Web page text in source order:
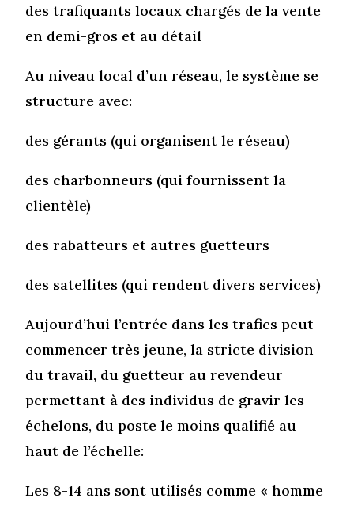
des trafiquants locaux chargés de la vente
en demi-gros et au détail
Au niveau local d’un réseau, le système se
structure avec:
des gérants (qui organisent le réseau)
des charbonneurs (qui fournissent la
clientèle)
des rabatteurs et autres guetteurs
des satellites (qui rendent divers services)
Aujourd’hui l’entrée dans les trafics peut
commencer très jeune, la stricte division
du travail, du guetteur au revendeur
permettant à des individus de gravir les
échelons, du poste le moins qualifié au
haut de l’échelle:
Les 8-14 ans sont utilisés comme « homme